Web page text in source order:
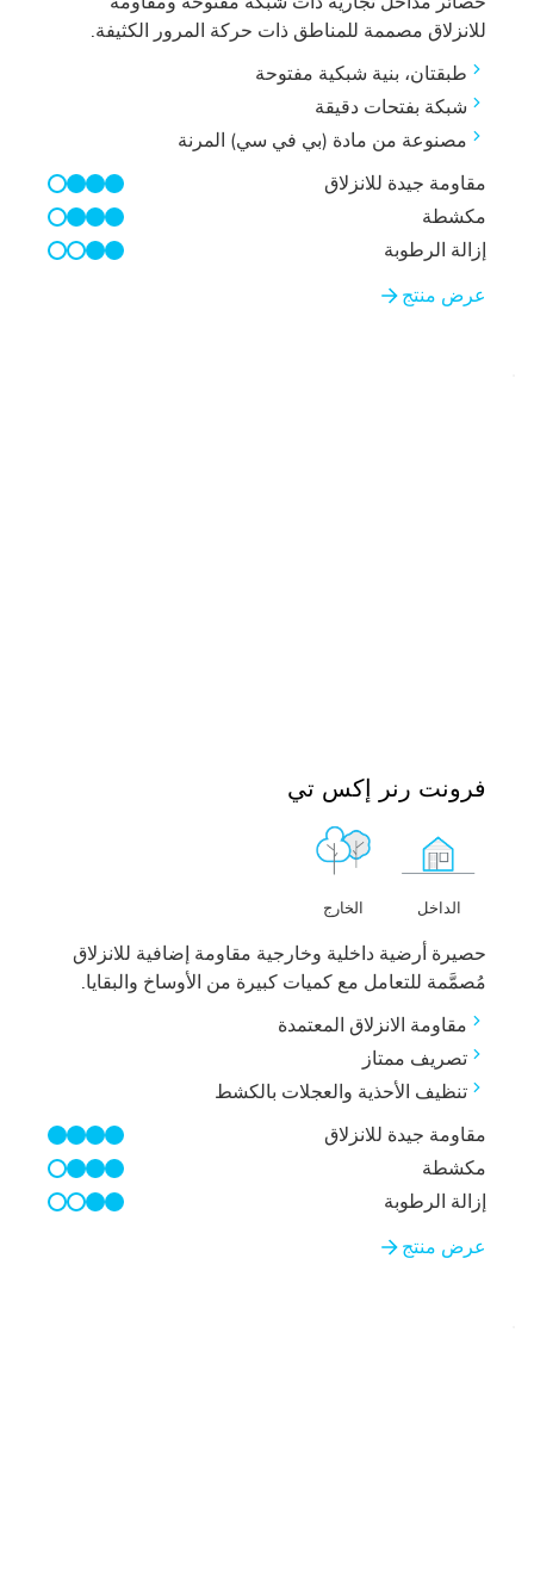
للانزلاق مصممة للمناطق ذات حركة المرور الكثيفة.
طبقتان، بنية شبكية مفتوحة
شبكة بفتحات دقيقة
مصنوعة من مادة (بي في سي) المرنة
مقاومة جيدة للانزلاق
3/4
مكشطة
3/4
إزالة الرطوبة
2/4
عرض منتج
فرونت رنر إكس تي
الداخل الخارج
حصيرة أرضية داخلية وخارجية مقاومة إضافية للانزلاق
مُصمَّمة للتعامل مع كميات كبيرة من الأوساخ والبقايا.
مقاومة الانزلاق المعتمدة
تصريف ممتاز
تنظيف الأحذية والعجلات بالكشط
مقاومة جيدة للانزلاق
4/4
مكشطة
3/4
إزالة الرطوبة
2/4
عرض منتج